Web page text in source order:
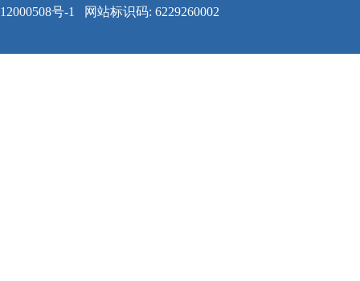
12000508号-1
网站标识码: 6229260002